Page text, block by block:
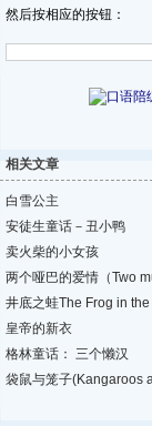
然后按相应的按钮：
相关文章
白雪公主
安徒生童话－丑小鸭
卖火柴的小女孩
两个哑巴的爱情（Two
井底之蛙The Frog in the
皇帝的新衣
格林童话： 三个懒汉
袋鼠与笼子(Kangaroos